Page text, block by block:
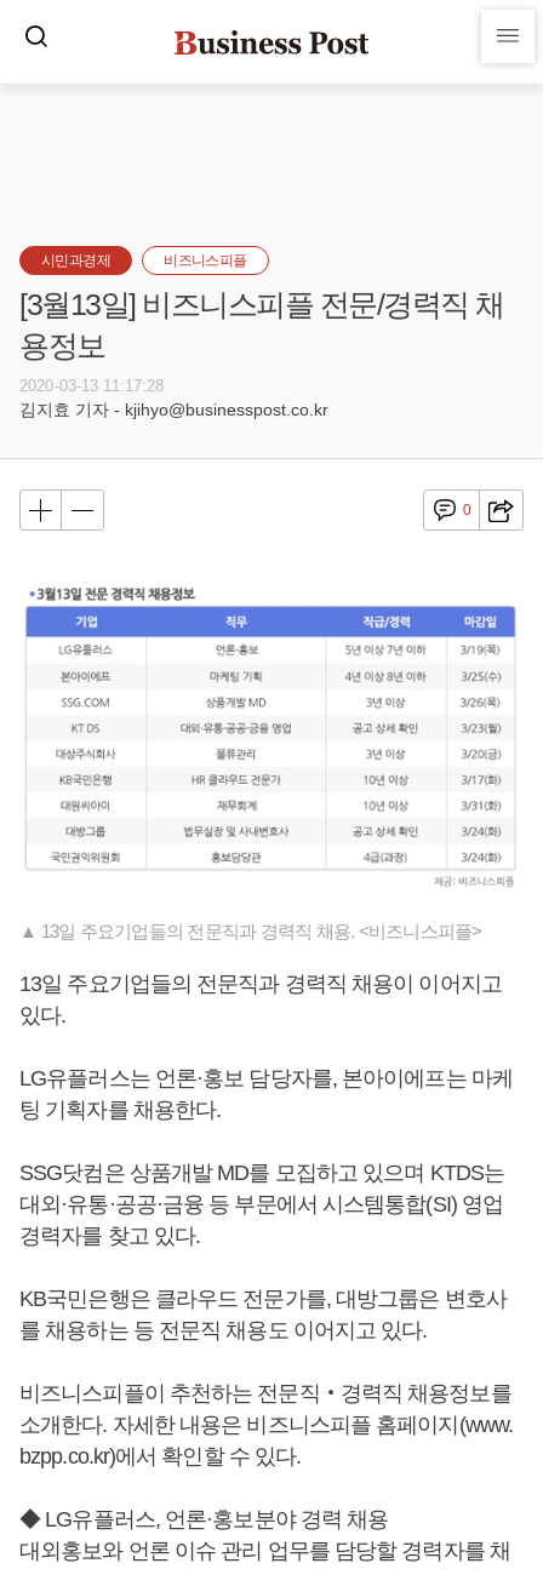
시민과경제 비즈니스피플
[3월13일] 비즈니스피플 전문/경력직 채
용정보
2020-03-13 11:17:28
김지효 기자 - kjihyo@businesspost.co.kr
0
▲ 13일 주요기업들의 전문직과 경력직 채용. <비즈니스피플>
13일 주요기업들의 전문직과 경력직 채용이 이어지고
있다.
LG유플러스는 언론·홍보 담당자를, 본아이에프는 마케
팅 기획자를 채용한다.
SSG닷컴은 상품개발 MD를 모집하고 있으며 KTDS는
대외·유통·공공·금융 등 부문에서 시스템통합(SI) 영업
경력자를 찾고 있다.
KB국민은행은 클라우드 전문가를, 대방그룹은 변호사
를 채용하는 등 전문직 채용도 이어지고 있다.
비즈니스피플이 추천하는 전문직‧경력직 채용정보를
소개한다. 자세한 내용은 비즈니스피플 홈페이지(www.
bzpp.co.kr)에서 확인할 수 있다.
◆ LG유플러스, 언론·홍보분야 경력 채용
대외홍보와 언론 이슈 관리 업무를 담당할 경력자를 채